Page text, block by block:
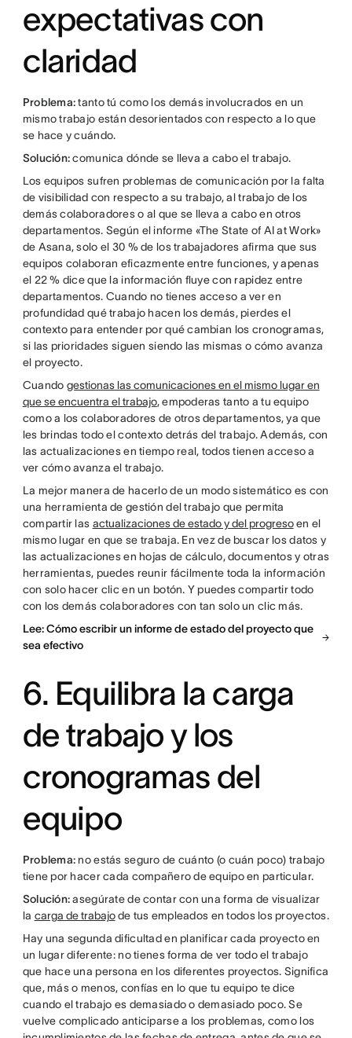
expectativas con
claridad
Problema:tanto tú como los demás involucrados en un
mismo trabajo están desorientados con respecto a lo que
se hace y cuándo.
Solución:comunica dónde se lleva a cabo el trabajo.
Los equipos sufren problemas de comunicación por la falta
de visibilidad con respecto a su trabajo, al trabajo de los
demás colaboradores o al que se lleva a cabo en otros
departamentos. Según el informe «The State of AI at Work»
de Asana, solo el 30 % de los trabajadores afirma que sus
equipos colaboran eficazmente entre funciones, y apenas
el 22 % dice que la información fluye con rapidez entre
departamentos. Cuando no tienes acceso a ver en
profundidad qué trabajo hacen los demás, pierdes el
contexto para entender por qué cambian los cronogramas,
si las prioridades siguen siendo las mismas o cómo avanza
el proyecto.
Cuando gestionas las comunicaciones en el mismo lugar en
que se encuentra el trabajo, empoderas tanto a tu equipo
como a los colaboradores de otros departamentos, ya que
les brindas todo el contexto detrás del trabajo. Además, con
las actualizaciones en tiempo real, todos tienen acceso a
ver cómo avanza el trabajo.
La mejor manera de hacerlo de un modo sistemático es con
una herramienta de gestión del trabajo que permita
compartir las actualizaciones de estado y del progresoen el
mismo lugar en que se trabaja. En vez de buscar los datos y
las actualizaciones en hojas de cálculo, documentos y otras
herramientas, puedes reunir fácilmente toda la información
con solo hacer clic en un botón. Y puedes compartir todo
con los demás colaboradores con tan solo un clic más.
Lee: Cómo escribir un informe de estado del proyecto que
sea efectivo
6. Equilibra la carga
de trabajo y los
cronogramas del
equipo
Problema: no estás seguro de cuánto (o cuán poco) trabajo
tiene por hacer cada compañero de equipo en particular.
Solución:asegúrate de contar con una forma de visualizar
la carga de trabajode tus empleados en todos los proyectos.
Hay una segunda dificultad en planificar cada proyecto en
un lugar diferente: no tienes forma de ver todo el trabajo
que hace una persona en los diferentes proyectos. Significa
que, más o menos, confías en lo que tu equipo te dice
cuando el trabajo es demasiado o demasiado poco. Se
vuelve complicado anticiparse a los problemas, como los